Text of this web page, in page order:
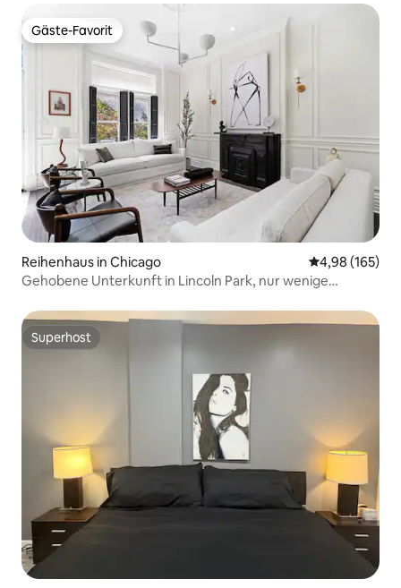
Gäste-Favorit
Gäste-Favorit
Reihenhaus in Chicago
4,98 (165)
Gehobene Unterkunft in Lincoln Park, nur wenige
Superhost
Superhost